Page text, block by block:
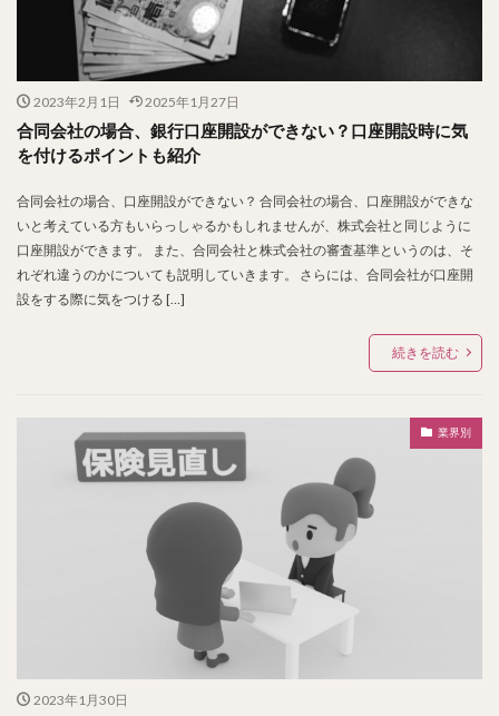
2023年2月1日 2025年1月27日
合同会社の場合、銀行口座開設ができない？口座開設時に気
を付けるポイントも紹介
合同会社の場合、口座開設ができない？ 合同会社の場合、口座開設ができな
いと考えている方もいらっしゃるかもしれませんが、株式会社と同じように
口座開設ができます。 また、合同会社と株式会社の審査基準というのは、そ
れぞれ違うのかについても説明していきます。 さらには、合同会社が口座開
設をする際に気をつける […]
続きを読む
業界別
2023年1月30日